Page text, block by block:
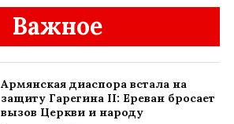
Важное
Армянская диаспора встала на
защиту Гарегина II: Ереван бросает
вызов Церкви и народу